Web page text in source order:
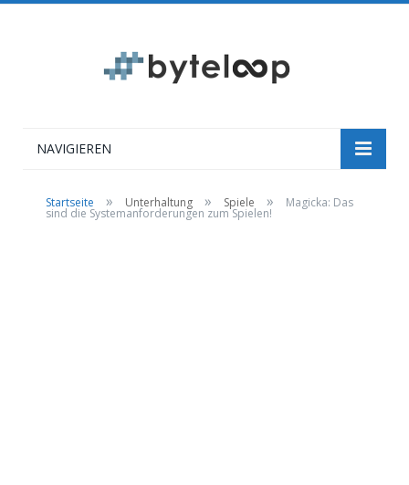
NAVIGIEREN
Startseite » Unterhaltung » Spiele » Magicka: Das
sind die Systemanforderungen zum Spielen!